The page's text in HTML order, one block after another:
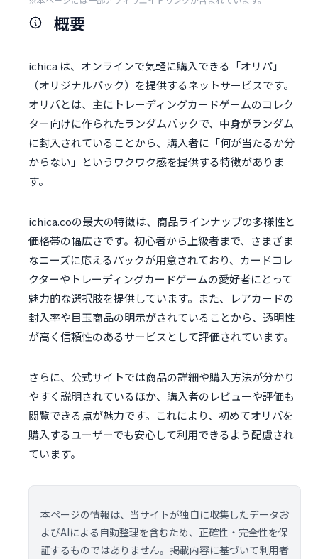
概要
ichica は、オンラインで気軽に購入できる「オリパ」
（オリジナルパック）を提供するネットサービスです。
オリパとは、主にトレーディングカードゲームのコレク
ター向けに作られたランダムパックで、中身がランダム
に封入されていることから、購入者に「何が当たるか分
からない」というワクワク感を提供する特徴がありま
す。
ichica.coの最大の特徴は、商品ラインナップの多様性と
価格帯の幅広さです。初心者から上級者まで、さまざま
なニーズに応えるパックが用意されており、カードコレ
クターやトレーディングカードゲームの愛好者にとって
魅力的な選択肢を提供しています。また、レアカードの
封入率や目玉商品の明示がされていることから、透明性
が高く信頼性のあるサービスとして評価されています。
さらに、公式サイトでは商品の詳細や購入方法が分かり
やすく説明されているほか、購入者のレビューや評価も
閲覧できる点が魅力です。これにより、初めてオリパを
購入するユーザーでも安心して利用できるよう配慮され
ています。
本ページの情報は、当サイトが独自に収集したデータお
よびAIによる自動整理を含むため、正確性・完全性を保
証するものではありません。掲載内容に基づいて利用者